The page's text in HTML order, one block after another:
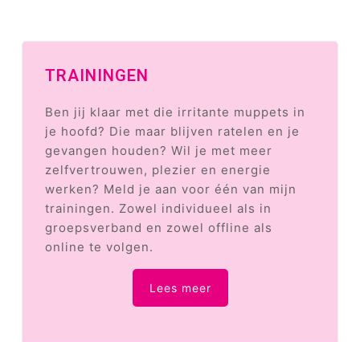
TRAININGEN
Ben jij klaar met die irritante muppets in
je hoofd? Die maar blijven ratelen en je
gevangen houden? Wil je met meer
zelfvertrouwen, plezier en energie
werken? Meld je aan voor één van mijn
trainingen. Zowel individueel als in
groepsverband en zowel offline als
online te volgen.
Lees meer